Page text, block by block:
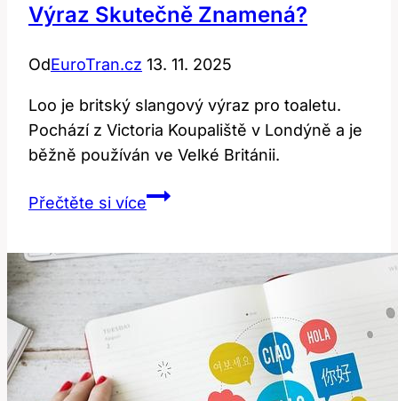
Výraz Skutečně Znamená?
OdEuroTran.cz 13. 11. 2025
Loo je britský slangový výraz pro toaletu.
Pochází z Victoria Koupaliště v Londýně a je
běžně používán ve Velké Británii.
Přečtěte si víceLoo:
Slangový
Skutečně
Znamená?